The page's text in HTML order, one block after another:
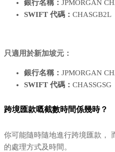
銀行名稱： JPMORGAN
SWIFT 代碼： CHASGB2L
只適用於新加坡元：
銀行名稱： JPMORGAN
SWIFT 代碼： CHASSGSG
跨境匯款嘅截數時間係幾時？
你可能隨時隨地進行跨境匯款，
的處理方式及時間。